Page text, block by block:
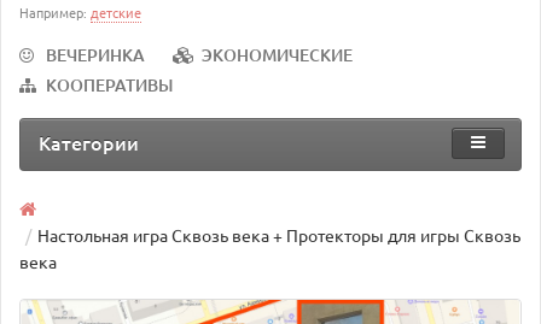
Например: детские
ВЕЧЕРИНКА
ЭКОНОМИЧЕСКИЕ
КООПЕРАТИВЫ
Категории
Настольная игра Сквозь века + Протекторы для игры Сквозь
века